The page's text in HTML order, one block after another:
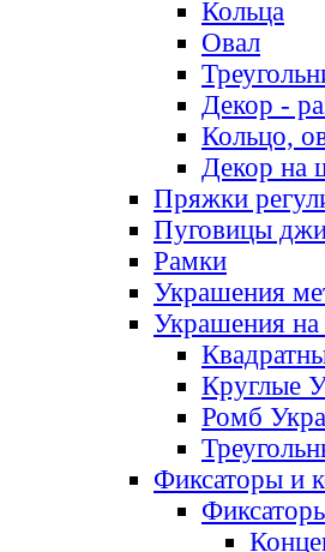
Кольца
Овал
Декор -
Кольцо,
Декор на
Пряжки
Пуговицы
Рамки
Украшения
Украшения
Круглые
Ромб
Фиксаторы и